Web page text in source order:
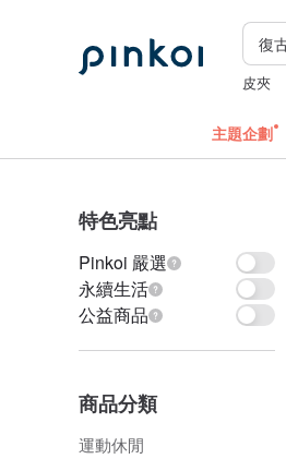
皮夾
主題企劃
特色亮點
Pinkoi 嚴選
永續生活
公益商品
商品分類
運動休閒